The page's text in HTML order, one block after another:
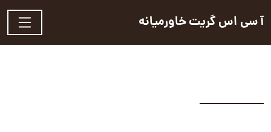
آ سی اس گریت خاورمیانه